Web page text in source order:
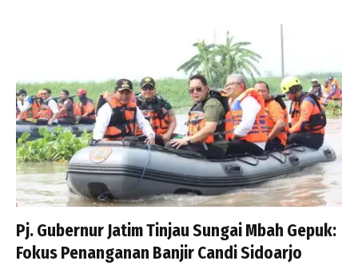
Pj. Gubernur Jatim Tinjau Sungai Mbah Gepuk:
Fokus Penanganan Banjir Candi Sidoarjo